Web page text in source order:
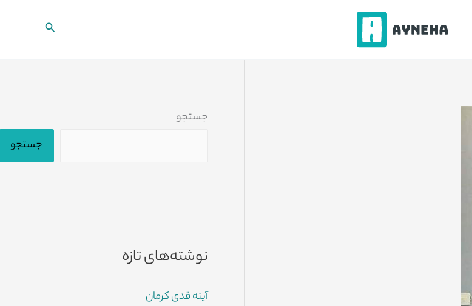
جستجو
جستجو
جستجو
نوشته‌های تازه
آینه قدی کرمان